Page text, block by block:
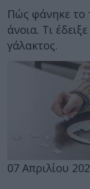
Πώς φάνηκε το
άνοια. Τι
γάλακτος.
07 Απριλίου